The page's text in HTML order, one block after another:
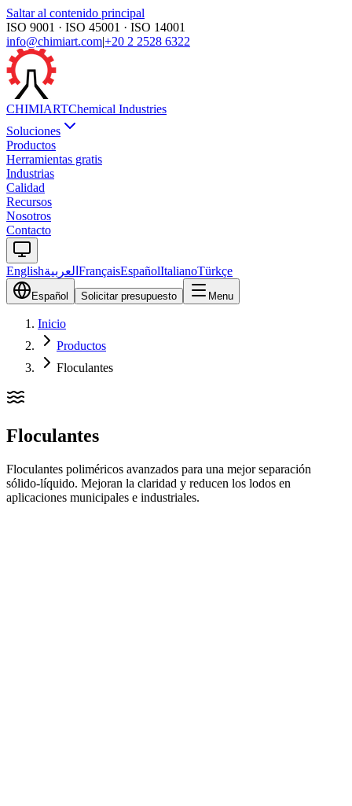
Saltar al contenido principal
ISO 9001 · ISO 45001 · ISO 14001
info@chimiart.com|+20 2 2528 6322
CHIMIARTChemical Industries
Soluciones
Productos
Herramientas gratis
Industrias
Calidad
Recursos
Nosotros
Contacto
Englishالعربية FrançaisEspañolItalianoTürkçe
Español Solicitar presupuesto Menu
Inicio
Productos
Floculantes
Floculantes
Floculantes poliméricos avanzados para una mejor separación
sólido-líquido. Mejoran la claridad y reducen los lodos en
aplicaciones municipales e industriales.